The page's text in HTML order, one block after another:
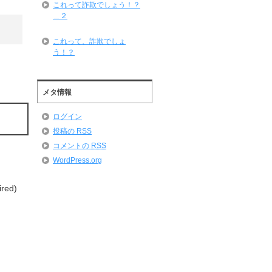
これって詐欺でしょう！？
＿２
これって、詐欺でしょ
う！？
メタ情報
ログイン
投稿の RSS
コメントの RSS
WordPress.org